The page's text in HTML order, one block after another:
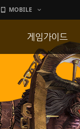
MOBILE
게임가이드
게임 특징
서버가이드
신병훈련소
세부가이드